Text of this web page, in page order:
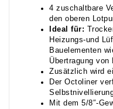
4 zuschaltbare
den oberen
Ideal für:
Heizungs-und
Bauelementen
Übertragung von
Zusätzlich wird
Der Octoliner
Mit dem 5/8″-